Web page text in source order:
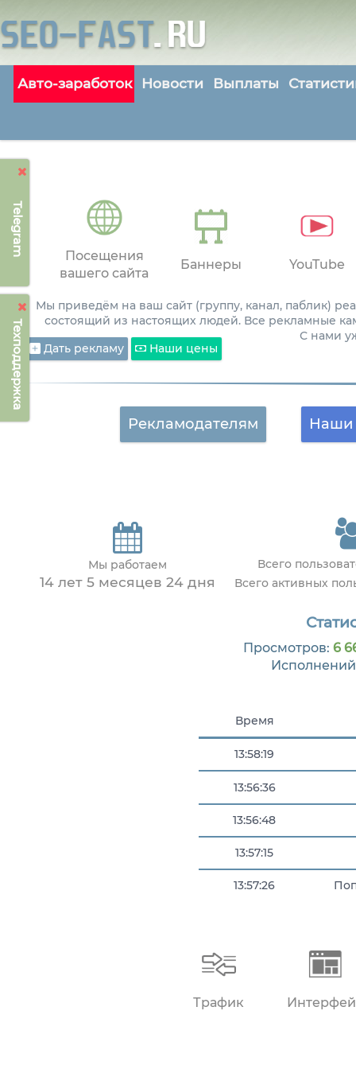
Telegram
Техподдержка
Авто-заработок Новости Выплаты
Посещения
вашего сайта
Баннеры YouTube
Мы приведём на ваш сайт (группу, канал, паблик)
состоящий из настоящих людей. Все рекламные
С нами
Дать рекламу
Наши цены
Рекламодателям Наши
Мы работаем
14 лет 5 месяцев 24 дня
Всего
Всего активных
Просмотров: 6
Время
13:58:19
13:56:36
13:56:48
13:57:15
13:57:26
Трафик